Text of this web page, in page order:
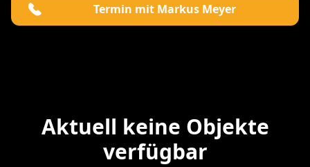
Termin mit Markus Meyer
Aktuell keine Objekte
verfügbar